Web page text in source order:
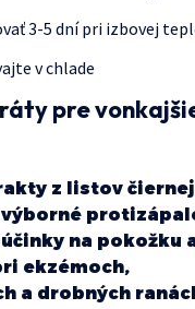
3-5 dní pri izbovej
v chlade
pre
z listov čiernej
na pokožku
ekzémoch,
a drobných